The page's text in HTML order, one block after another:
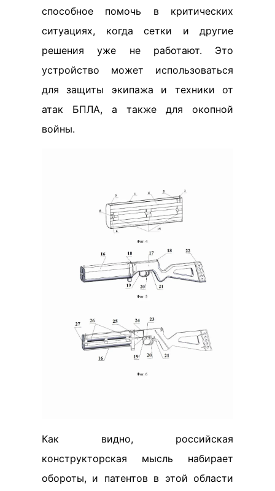
способное помочь в критических
ситуациях, когда сетки и другие
решения уже не работают. Это
устройство может использоваться
для защиты экипажа и техники от
атак БПЛА, а также для окопной
войны.
Как видно, российская
конструкторская мысль набирает
обороты, и патентов в этой области